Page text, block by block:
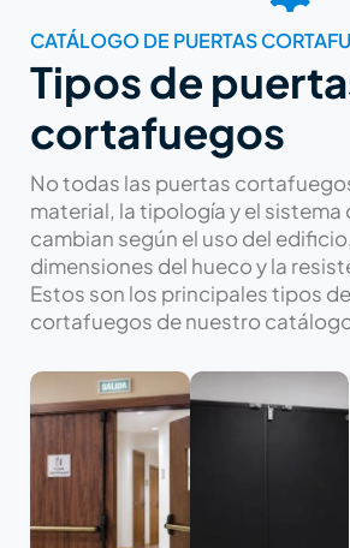
CATÁLOGO DE PUERTAS
Tipos de
cortafuegos
No todas las puertas
material, la tipología y el sistema
cambian según el uso del
dimensiones del hueco y la
Estos son los principales tipos
cortafuegos de nuestro